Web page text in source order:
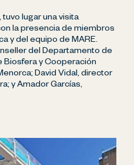
lugar una visita
la presencia de miembros
y del equipo de MARE.
del Departamento de
Biosfera y Cooperación
David Vidal, director
y Amador Garcías,